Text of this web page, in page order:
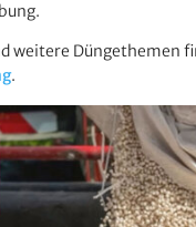
weitere Düngethemen
.